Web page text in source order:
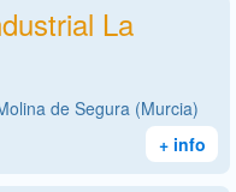
La
de Segura (Murcia)
+ info